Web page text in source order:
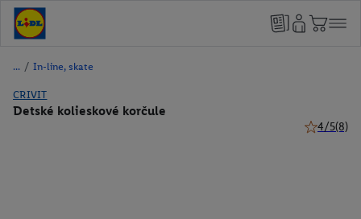
/ In-line, skate
CRIVIT
Detské kolieskové korčule
4/5(8)